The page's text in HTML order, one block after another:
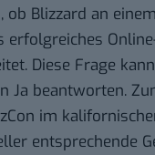
, ob Blizzard an
erfolgreiches
Diese Frage
Ja beantworten.
im
entsprechende